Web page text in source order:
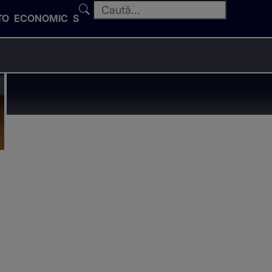
ECONOMIC SPORT